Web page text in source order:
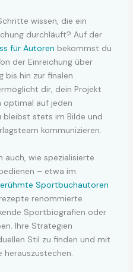
wissen, die ein
durchläuft? Auf der
für Autoren bekommst du
der Einreichung über
bis hin zur finalen
dir, dein Projekt
optimal auf jeden
bleibst stets im Bilde und
kommunizieren.
auch, wie spezialisierte
– etwa im
Sportbuchautoren
renommierte
Sportbiografien oder
Ihre Strategien
Stil zu finden und mit